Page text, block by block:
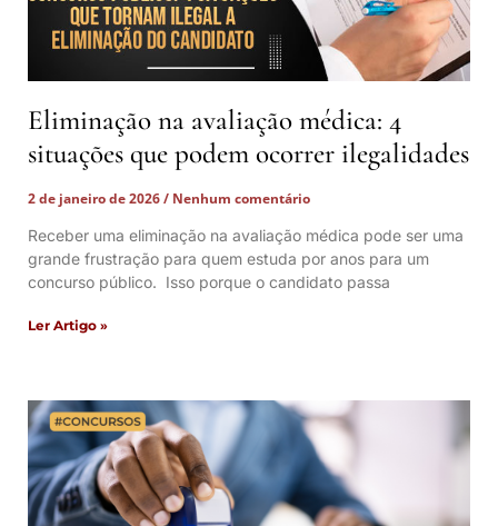
Eliminação na avaliação médica: 4
situações que podem ocorrer ilegalidades
2 de janeiro de 2026
Nenhum comentário
Receber uma eliminação na avaliação médica pode ser uma
grande frustração para quem estuda por anos para um
concurso público. Isso porque o candidato passa
Ler Artigo »